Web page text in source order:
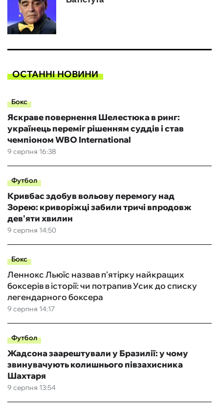
ОСТАННІ НОВИНИ
Бокс
9 серпня 16:38
Яскраве повернення Шелестюка в ринг:
українець переміг рішенням суддів і став
чемпіоном WBO International
Футбол
9 серпня 14:50
Кривбас здобув вольову перемогу над
Зорею: криворіжці забили тричі впродовж
дев'яти хвилин
Бокс
9 серпня 14:17
Леннокс Льюїс назвав п'ятірку найкращих
боксерів в історії: чи потрапив Усик до списку
легендарного боксера
Футбол
9 серпня 13:54
Жадсона заарештували у Бразилії: у чому
звинувачують колишнього півзахисника
Шахтаря